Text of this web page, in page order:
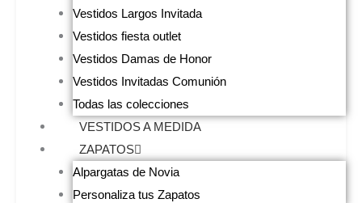
Vestidos Largos Invitada
Vestidos fiesta outlet
Vestidos Damas de Honor
Vestidos Invitadas Comunión
Todas las colecciones
VESTIDOS A MEDIDA
ZAPATOS
Alpargatas de Novia
Personaliza tus Zapatos